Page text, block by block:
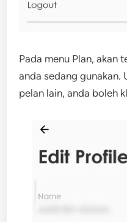
Pada menu Plan, akan
anda sedang gunakan.
pelan lain, anda boleh